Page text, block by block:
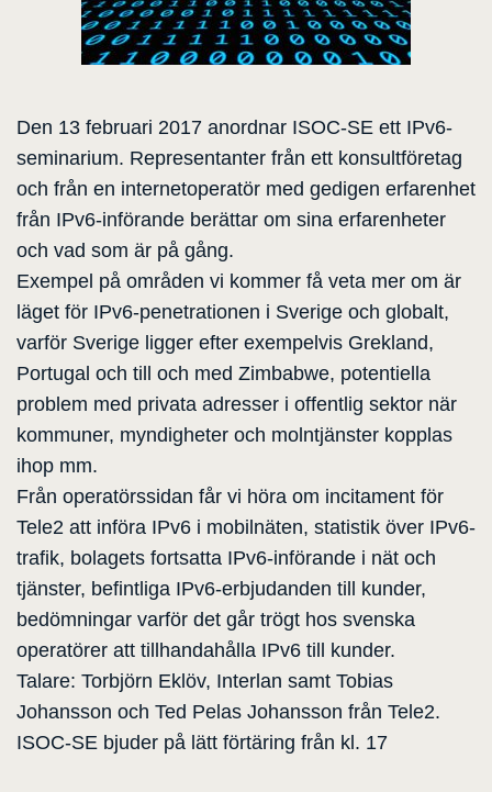
Den 13 februari 2017 anordnar ISOC-SE ett IPv6-
seminarium. Representanter från ett konsultföretag
och från en internetoperatör med gedigen erfarenhet
från IPv6-införande berättar om sina erfarenheter
och vad som är på gång.
Exempel på områden vi kommer få veta mer om är
läget för IPv6-penetrationen i Sverige och globalt,
varför Sverige ligger efter exempelvis Grekland,
Portugal och till och med Zimbabwe, potentiella
problem med privata adresser i offentlig sektor när
kommuner, myndigheter och molntjänster kopplas
ihop mm.
Från operatörssidan får vi höra om incitament för
Tele2 att införa IPv6 i mobilnäten, statistik över IPv6-
trafik, bolagets fortsatta IPv6-införande i nät och
tjänster, befintliga IPv6-erbjudanden till kunder,
bedömningar varför det går trögt hos svenska
operatörer att tillhandahålla IPv6 till kunder.
Talare: Torbjörn Eklöv, Interlan samt Tobias
Johansson och Ted Pelas Johansson från Tele2.
ISOC-SE bjuder på lätt förtäring från kl. 17